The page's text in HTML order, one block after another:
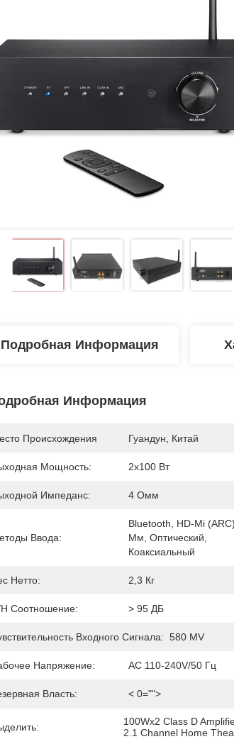
Подробная Информация
Информация
Происхождения Гуандун, Китай
Мощность: 2x100 Вт
Импеданс: 4 Омм
Ввода:
Bluetooth, HD-Mi
Мм, Оптический,
Коаксиальный
Нетто: 2,3 Кг
Соотношение: > 95 ДБ
Входного Сигнала: 580 MV
Напряжение: AC 110-240V/50 Гц
Власть: < 0="">
100Wx2 Class D
2.1 Channel Home